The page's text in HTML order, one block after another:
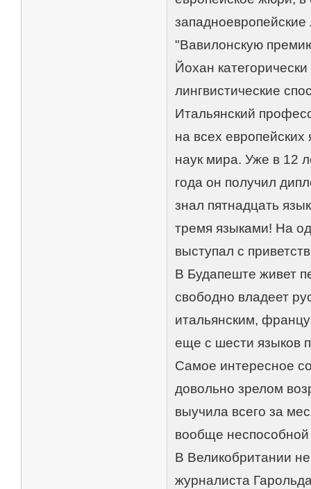
"Вавилонскую
Йохан
лингвистические
Итальянский
на всех
наук мира. Уже в 12
года он получил
знал пятнадцать
тремя языками! На
выступал с
В Будапеште живет
свободно владеет
итальянским,
еще с шести языков
Самое интересное
довольно зрелом
выучила всего за
вообще
В Великобритании
журналиста